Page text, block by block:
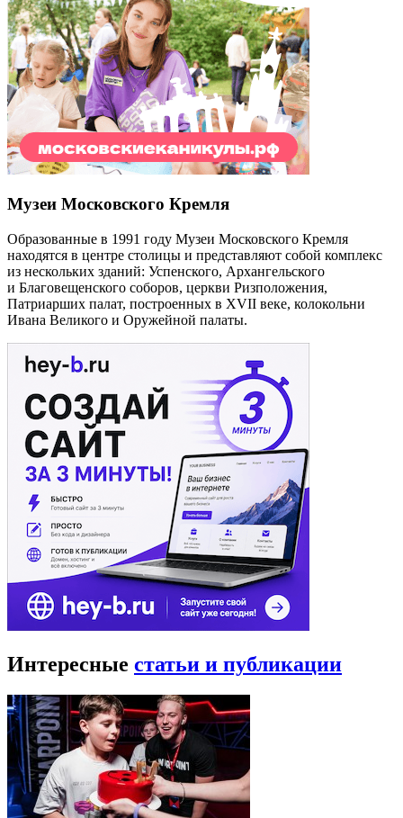
Музеи Московского Кремля
Образованные в 1991 году Музеи Московского Кремля
находятся в центре столицы и представляют собой комплекс
из нескольких зданий: Успенского, Архангельского
и Благовещенского соборов, церкви Ризположения,
Патриарших палат, построенных в XVII веке, колокольни
Ивана Великого и Оружейной палаты.
Интересные статьи и публикации